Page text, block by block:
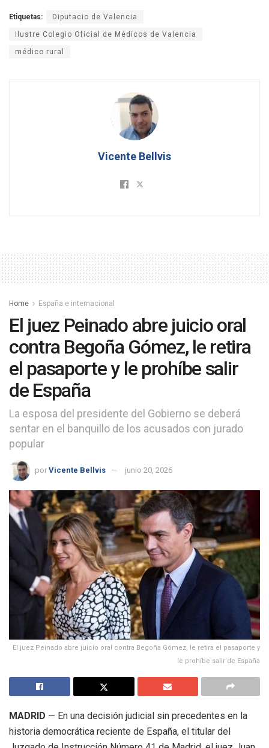
Etiquetas: Diputacio de Valencia
Ilustre Colegio Oficial de Médicos de Valencia
médico rural
Vicente Bellvis
Home España e internacional
El juez Peinado abre juicio oral
contra Begoña Gómez, le retira
el pasaporte y le prohíbe salir
de España
La esposa del presidente del Gobierno se deberá
sentar en el banquillo de los acusados con jurado
popular
por Vicente Bellvis junio 20, 2026
El juez Peinado abre juicio oral contra Begoña Gómez, le retira el pasaporte y
le prohíbe salir de España
MADRID — En una decisión judicial sin precedentes en la
historia democrática reciente de España, el titular del